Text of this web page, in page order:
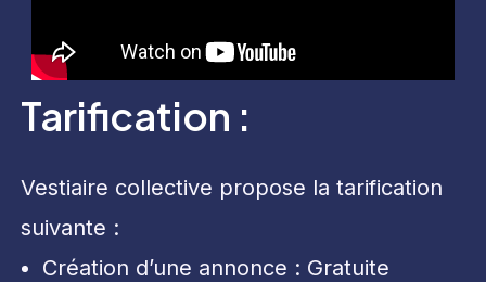
Tarification :
Vestiaire collective propose la tarification
suivante :
Création d’une annonce : Gratuite